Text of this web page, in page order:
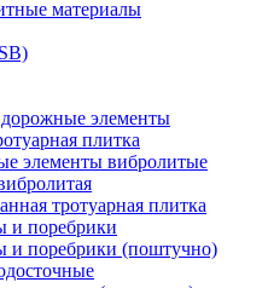
материалы
элементы
плитка
элементы вибролитые
тротуарная плитка
и поребрики
и поребрики (поштучно)